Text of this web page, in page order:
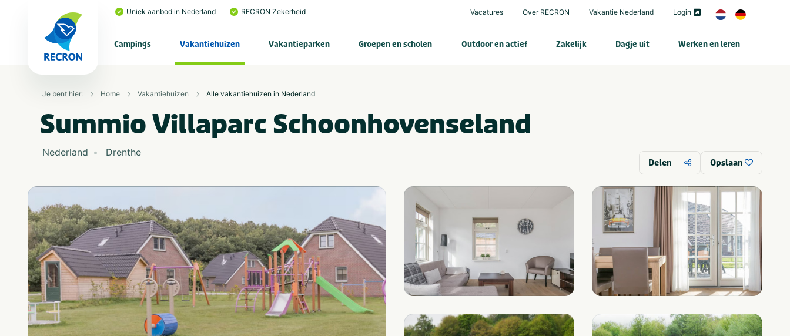
Uniek aanbod in Nederland RECRON Zekerheid Vacatures Over RECRON Vakantie Nederland Login
Campings Vakantiehuizen Vakantieparken Groepen en scholen Outdoor en actief Zakelijk Dagje uit Werken en leren
Je bent hier: Home Vakantiehuizen Alle vakantiehuizen in Nederland
Summio Villaparc Schoonhovenseland
Nederland Drenthe
Delen Opslaan